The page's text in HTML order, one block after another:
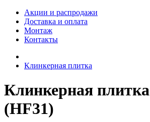
Акции и распродажи
Доставка и оплата
Монтаж
Контакты
Клинкерная плитка
Клинкерная
(HF31)